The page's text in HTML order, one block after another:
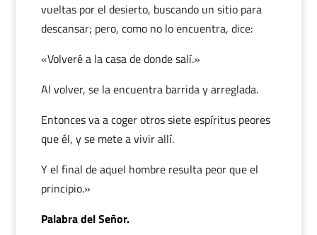
vueltas por el desierto, buscando un sitio para
descansar; pero, como no lo encuentra, dice:
«Volveré a la casa de donde salí.»
Al volver, se la encuentra barrida y arreglada.
Entonces va a coger otros siete espíritus peores
que él, y se mete a vivir allí.
Y el final de aquel hombre resulta peor que el
principio.»
Palabra del Señor.